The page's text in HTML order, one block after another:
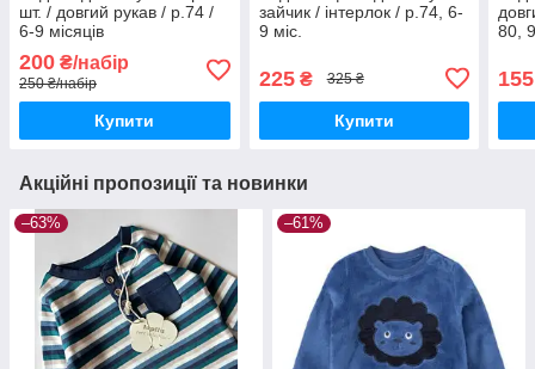
шт. / довгий рукав / р.74 /
6-9 місяців
200 ₴/набір
250 ₴/набір
Купити
зайчик / інтерлок / р.74, 6-
9 міс.
225₴ 325 ₴
Купити
80,
155
Акційні пропозиції та новинки
–63% –61%